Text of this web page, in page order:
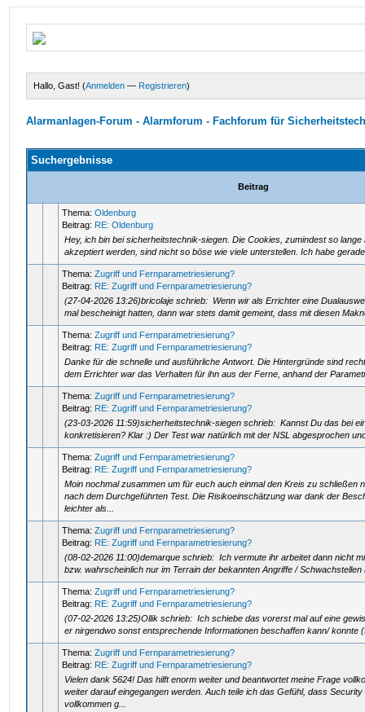
Hallo, Gast! (Anmelden — Registrieren)
Alarmanlagen-Forum - Alarmforum - Fachforum für
Suchergebnisse
Beitrag
Thema:Oldenburg
Beitrag: RE: Oldenburg
Hey, ich bin bei sicherheitstechnik-siegen. Die Cookies, zumindest so
akzeptiert werden, sind nicht so böse wie viele unterstellen. Ich habe
Thema:Zugriff und Fernparametriesierung?
Beitrag: RE: Zugriff und Fernparametriesierung?
(27-04-2026 13:26)bricolaje schrieb: Wenn wir als Errichter eine
mal bescheinigt hatten, dann war stets damit gemeint, dass mit diesen
Thema:Zugriff und Fernparametriesierung?
Beitrag: RE: Zugriff und Fernparametriesierung?
Danke für die schnelle und ausführliche Antwort. Die Hintergründe sind
dem Errichter war das Verhalten für ihn aus der Ferne, anhand der
Thema:Zugriff und Fernparametriesierung?
Beitrag: RE: Zugriff und Fernparametriesierung?
(23-03-2026 11:59)sicherheitstechnik-siegen schrieb: Kannst Du das bei
konkretisieren? Klar :) Der Test war natürlich mit der NSL abgesprochen
Thema:Zugriff und Fernparametriesierung?
Beitrag: RE: Zugriff und Fernparametriesierung?
Moin nochmal zusammen um für euch auch einmal den Kreis zu schließen
nach dem Durchgeführten Test. Die Risikoeinschätzung war dank der
leichter als...
Thema:Zugriff und Fernparametriesierung?
Beitrag: RE: Zugriff und Fernparametriesierung?
(08-02-2026 11:00)demarque schrieb: Ich vermute ihr arbeitet dann nicht
bzw. wahrscheinlich nur im Terrain der bekannten Angriffe /
Thema:Zugriff und Fernparametriesierung?
Beitrag: RE: Zugriff und Fernparametriesierung?
(07-02-2026 13:25)Ollik schrieb: Ich schiebe das vorerst mal auf eine
er nirgendwo sonst entsprechende Informationen beschaffen kann/ konnte
Thema:Zugriff und Fernparametriesierung?
Beitrag: RE: Zugriff und Fernparametriesierung?
Vielen dank 5624! Das hilft enorm weiter und beantwortet meine Frage
weiter darauf eingegangen werden. Auch teile ich das Gefühl, dass
vollkommen g...